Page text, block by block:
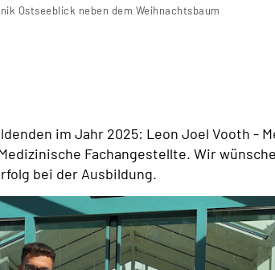
Ostseeblick neben dem Weihnachtsbaum
im Jahr 2025: Leon Joel Vooth -
Fachangestellte. Wir
bei der Ausbildung.